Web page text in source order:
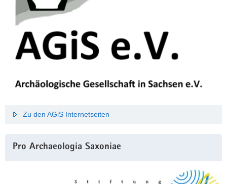
Zu den AGiS Internetseiten
Pro Archaeologia Saxoniae